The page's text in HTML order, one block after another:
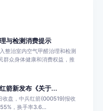
与检测消费提示
整治室内空气甲醛治理和检测
群众身体健康和消费权益，推
箭新发布《关于...
盘，中兵红箭(000519)报收
，换手率3.6...